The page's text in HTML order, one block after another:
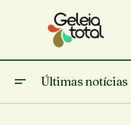
Últimas notícias